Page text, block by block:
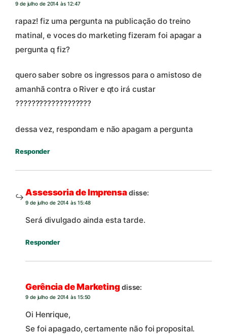
9 de julho de 2014 às 12:47
rapaz! fiz uma pergunta na publicação do treino
matinal, e voces do marketing fizeram foi apagar a
pergunta q fiz?
quero saber sobre os ingressos para o amistoso de
amanhã contra o River e qto irá custar
???????????????????
dessa vez, respondam e não apagam a pergunta
Responder
Assessoria de Imprensadisse:
9 de julho de 2014 às 15:48
Será divulgado ainda esta tarde.
Responder
Gerência de Marketingdisse:
9 de julho de 2014 às 15:50
Oi Henrique,
Se foi apagado, certamente não foi proposital.